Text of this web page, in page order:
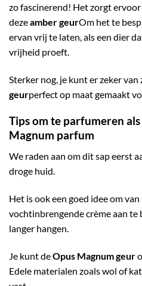
zo fascinerend! Het zorgt
dezeamber geurOm het te
ervan vrij te laten, als een dier
vrijheid proeft.
Sterker nog, je kunt er zeker van
geurperfect op maat gemaakt
Tips om te parfumeren
Magnum parfum
We raden aan om dit sap eerst
droge huid.
Het is ook een goed idee om
vochtinbrengende crème aan te
langer hangen.
Je kunt deOpus Magnum geur
Edele materialen zoals wol of